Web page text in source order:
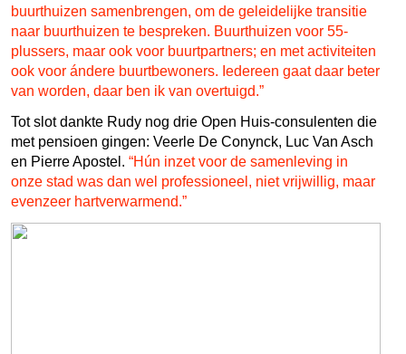
buurthuizen samenbrengen, om de geleidelijke transitie
naar buurthuizen te bespreken. Buurthuizen voor 55-
plussers, maar ook voor buurtpartners; en met activiteiten
ook voor ándere buurtbewoners. Iedereen gaat daar beter
van worden, daar ben ik van overtuigd.”
Tot slot dankte Rudy nog drie Open Huis-consulenten die
met pensioen gingen: Veerle De Conynck, Luc Van Asch
en Pierre Apostel. “Hún inzet voor de samenleving in
onze stad was dan wel professioneel, niet vrijwillig, maar
evenzeer hartverwarmend.”